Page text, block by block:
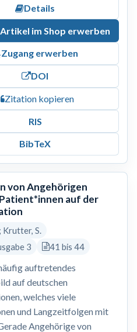
Details
im Shop erwerben
Zugang erwerben
DOI
Zitation kopieren
RIS
BibTeX
von Angehörigen
auf der
Krutter, S.
3
41 bis 44
auftretendes
auf deutschen
welches viele
und Langzeitfolgen mit
Angehörige von